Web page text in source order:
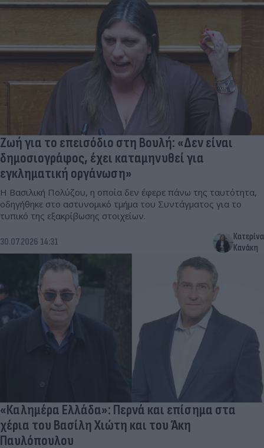
Ζωή για το επεισόδιο στη Βουλή: «Δεν είναι
δημοσιογράφος, έχει καταμηνυθεί για
εγκληματική οργάνωση»
Η Βασιλική Πολύζου, η οποία δεν έφερε πάνω της ταυτότητα,
οδηγήθηκε στο αστυνομικό τμήμα του Συντάγματος για το
τυπικό της εξακρίβωσης στοιχείων.
30.07.2026 14:31
Κατερίνα
Κανάκη
«Καλημέρα Ελλάδα»: Περνά και επίσημα στα
χέρια του Βασίλη Χιώτη και του Άκη
Παυλόπουλου